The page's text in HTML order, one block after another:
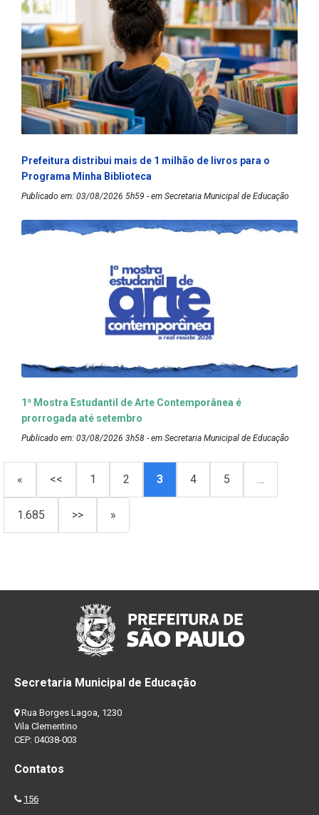
Prefeitura distribui mais de 1 milhão de livros para o
Programa Minha Biblioteca
Publicado em: 03/08/2026 5h59 - em Secretaria Municipal de Educação
1ª Mostra Estudantil de Arte Contemporânea é
prorrogada até setembro
Publicado em: 03/08/2026 3h58 - em Secretaria Municipal de Educação
« << 1 2 3 4 5 …
1.685 >> »
Secretaria Municipal de Educação
Rua Borges Lagoa, 1230
Vila Clementino
CEP: 04038-003
Contatos
156